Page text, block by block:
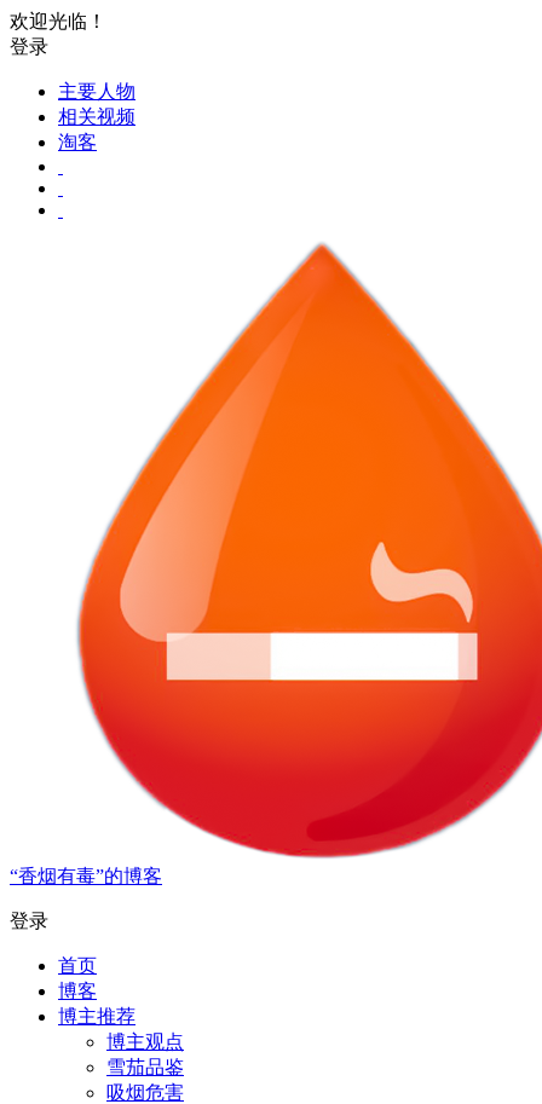
欢迎光临！
登录
主要人物
相关视频
淘客
“香烟有毒”的博客
登录
首页
博客
博主推荐
博主观点
雪茄品鉴
吸烟危害